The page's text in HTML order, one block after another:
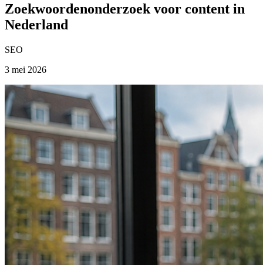
Zoekwoordenonderzoek voor content in
Nederland
SEO
3 mei 2026